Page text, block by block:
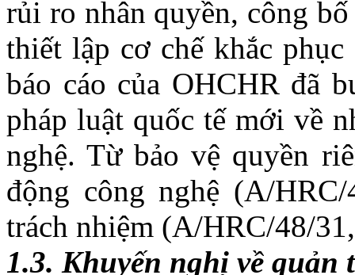
rủi ro nhân quyền, công
thiết lập cơ chế khắc
báo cáo của OHCHR đã
pháp luật quốc tế mới về
nghệ. Từ bảo vệ quyền
động công nghệ (A/
trách nhiệm (A/HRC/48/
1.3. Khuyến nghị về quản